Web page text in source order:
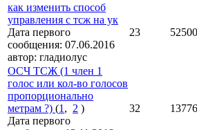
как изменить способ
управления с тсж на ук
Дата первого
сообщения: 07.06.2016
автор: гладиолус
23 52500
ОСЧ ТСЖ (1 член 1
голос или кол-во голосов
пропорционально
метрам ?) (1 , 2 )
Дата первого
32